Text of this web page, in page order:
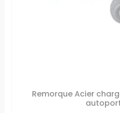
Remorque Acier